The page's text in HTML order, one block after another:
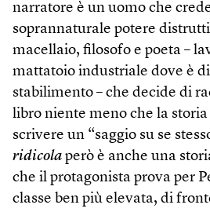
narratore è un uomo che
soprannaturale potere
macellaio, filosofo e poeta –
mattatoio industriale dove è
stabilimento – che decide di
libro niente meno che la
scrivere un “saggio su se
ridicola però è anche una
che il protagonista prova per
classe ben più elevata, di